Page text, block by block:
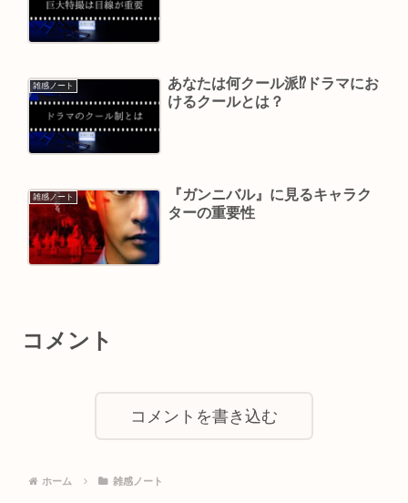
雑感ノート
あなたは何クール派⁉ドラマにお
けるクールとは？
雑感ノート
『ガンニバル』に見るキャラク
ターの重要性
コメント
コメントを書き込む
ホーム 雑感ノート